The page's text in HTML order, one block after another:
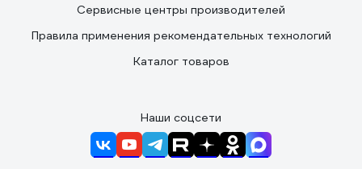
Сервисные центры производителей
Правила применения рекомендательных технологий
Каталог товаров
Наши соцсети